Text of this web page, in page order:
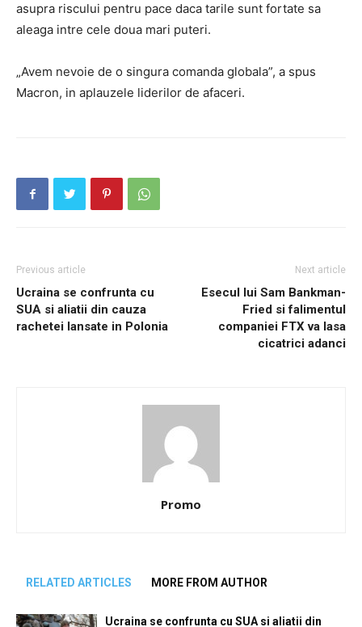
asupra riscului pentru pace daca tarile sunt fortate sa
aleaga intre cele doua mari puteri.
„Avem nevoie de o singura comanda globala”, a spus
Macron, in aplauzele liderilor de afaceri.
Previous article
Ucraina se confrunta cu
SUA si aliatii din cauza
rachetei lansate in Polonia
Next article
Esecul lui Sam Bankman-
Fried si falimentul
companiei FTX va lasa
cicatrici adanci
Promo
RELATED ARTICLES MORE FROM AUTHOR
Ucraina se confrunta cu SUA si aliatii din